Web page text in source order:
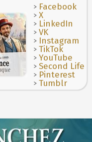
> Facebook
>X
> LinkedIn
>VK
> Instagram
>TikTok
>YouTube
>Second Life
> Pinterest
>Tumblr